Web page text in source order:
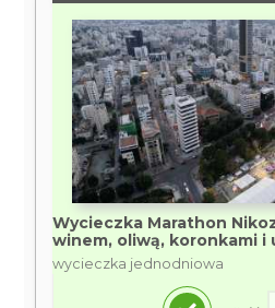
Wycieczka Marathon
winem, oliwą, koronkami i
wycieczka jednodniowa